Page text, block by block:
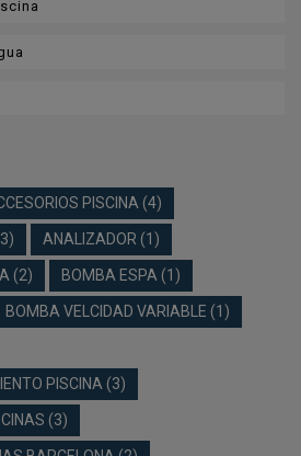
PISCINA (4)
ANALIZADOR (1)
(2) BOMBA ESPA (1)
BOMBA VELCIDAD VARIABLE (1)
PISCINA (3)
(3)